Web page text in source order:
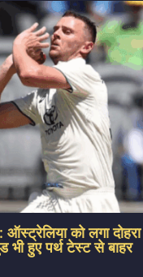
को लगा
हुए पर्थ टेस्ट से बाहर